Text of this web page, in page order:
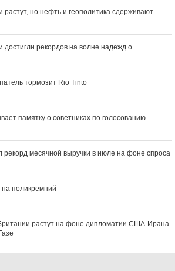
растут, но нефть и геополитика сдерживают
достигли рекордов на волне надежд о
тормозит Rio Tinto
памятку о советниках по голосованию
рекорд месячной выручки в июле на фоне спроса
поликремний
растут на фоне дипломатии США‑Ирана